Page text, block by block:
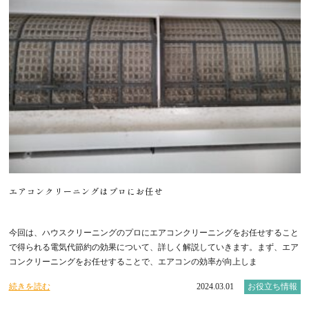
エアコンクリーニングはプロにお任せ
今回は、ハウスクリーニングのプロにエアコンクリーニングをお任せすること
で得られる電気代節約の効果について、詳しく解説していきます。まず、エア
コンクリーニングをお任せすることで、エアコンの効率が向上しま
続きを読む 2024.03.01 お役立ち情報